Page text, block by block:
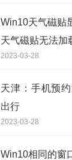
Win10天气磁贴
天气磁贴无法加
2023-03-28
天津：手机预
出行
2023-03-28
Win10相同的窗